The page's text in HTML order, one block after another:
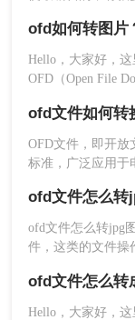
3、设置一下通
转换即可，就
以上就是今天
了，最后，如
点个赞支持一
捷，小伙伴们都会
不仅不好编辑，打
下面我们就简单介
ofd如何转图片
Hello，大家好，
OFD（Open File
件转换为图片格式
入到网页中。那么
图片的方法：
OFD文件，即开
标准，广泛应用于
此，ofd文件如何
将介绍两种将
ofd文件怎么转
ofd文件怎么转jpg
件，这类的文件操
换为jpg格式，有
Hello，大家好，